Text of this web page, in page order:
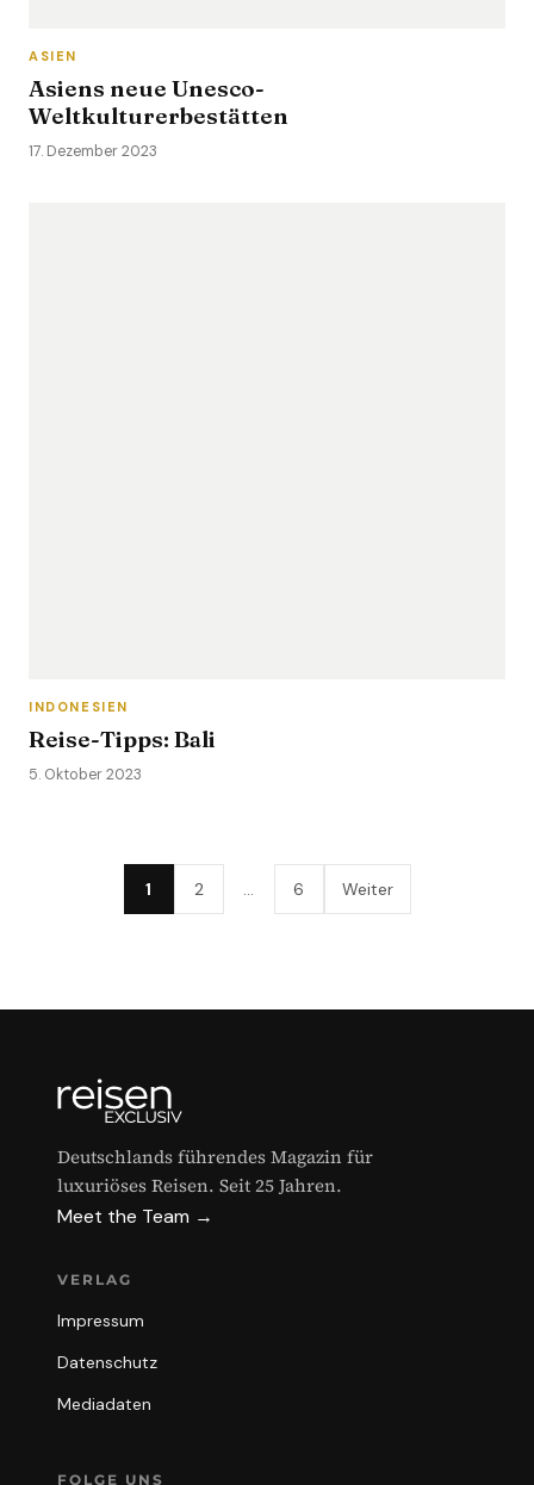
ASIEN
Asiens neue Unesco-
Weltkulturerbestätten
17. Dezember 2023
INDONESIEN
Reise-Tipps: Bali
5. Oktober 2023
1 2 6 Weiter
Deutschlands führendes Magazin für
luxuriöses Reisen. Seit 25 Jahren.
Meet the Team →
VERLAG
Impressum
Datenschutz
Mediadaten
FOLGE UNS